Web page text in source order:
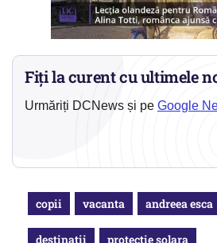
Fiți la curent cu ultimele
Urmăriți DCNews și pe Google
copii vacanta andreea esca
destinatii protectie solara